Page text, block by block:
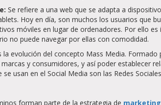
Se refiere a una web que se adapta a
Hoy en día, son muchos los usuarios que
móviles en lugar de ordenadores. Por ello
no puede navegar por ellas con comodidad.
la evolución del concepto Mass Media.
y consumidores, y así poder establecer
se usan en el Social Media son las Redes
forman parte de la estrategia de